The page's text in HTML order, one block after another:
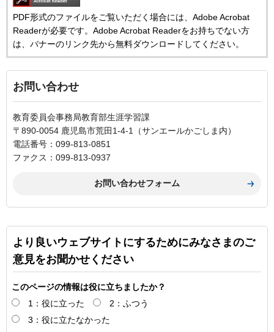
PDF形式のファイルをご覧いただく場合には、Adobe Acrobat
Readerが必要です。Adobe Acrobat Readerをお持ちでない方
は、バナーのリンク先から無料ダウンロードしてください。
お問い合わせ
教育委員会事務局教育部生涯学習課
〒890-0054 鹿児島市荒田1-4-1（サンエールかごしま内）
電話番号：099-813-0851
ファクス：099-813-0937
より良いウェブサイトにするためにみなさまのご
意見をお聞かせください
このページの情報は役に立ちましたか？
1：役に立った
2：ふつう
3：役に立たなかった